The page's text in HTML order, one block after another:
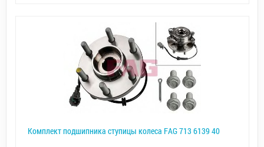
Комплект подшипника ступицы колеса FAG 713 6139 40